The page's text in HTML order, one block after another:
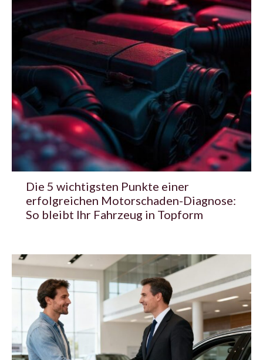
Die 5 wichtigsten Punkte einer
erfolgreichen Motorschaden-Diagnose:
So bleibt Ihr Fahrzeug in Topform